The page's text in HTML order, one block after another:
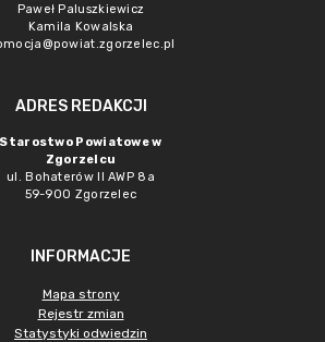
Paweł Paluszkiewicz
Kamila Kowalska
ADRES REDAKCJI
Starostwo Powiatowe w
Zgorzelcu
ul. Bohaterów II AWP 8a
59-900 Zgorzelec
INFORMACJE
Mapa strony
Rejestr zmian
Statystyki odwiedzin